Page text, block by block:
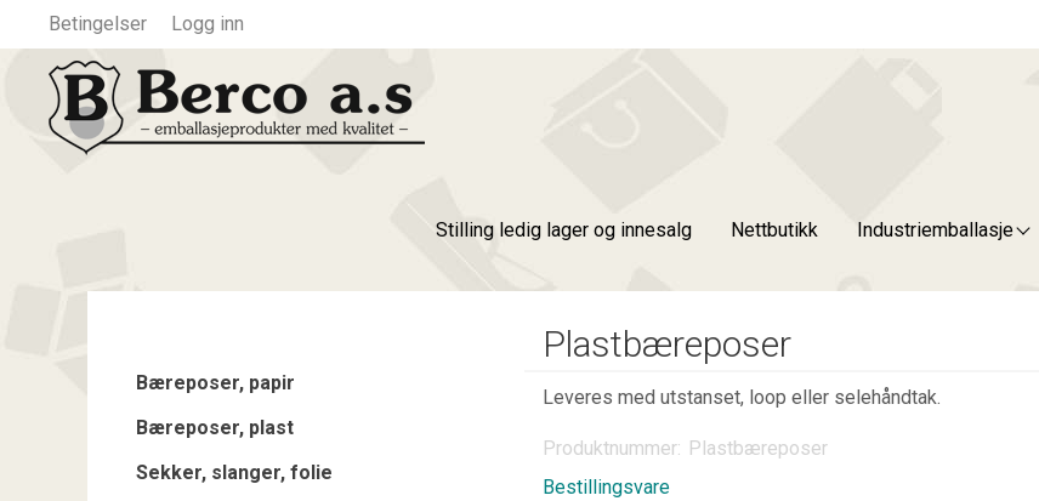
Betingelser Logg inn
Stilling ledig lager og innesalg Nettbutikk Industriemballasje
Bæreposer, papir
Bæreposer, plast
Sekker, slanger, folie
Plastbæreposer
Leveres med utstanset, loop eller selehåndtak.
Produktnummer: Plastbæreposer
Bestillingsvare